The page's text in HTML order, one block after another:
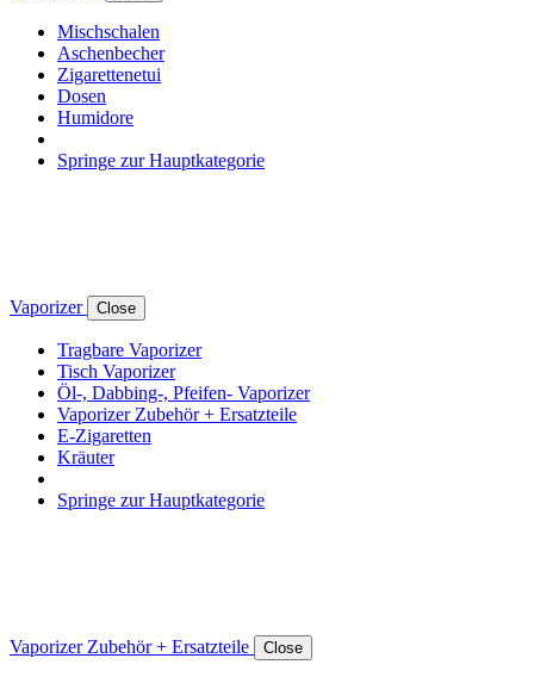
Mischschalen
Aschenbecher
Zigarettenetui
Dosen
Humidore
Springe zur Hauptkategorie
Vaporizer Close
Tragbare Vaporizer
Tisch Vaporizer
Öl-, Dabbing-, Pfeifen- Vaporizer
Vaporizer Zubehör + Ersatzteile
E-Zigaretten
Kräuter
Springe zur Hauptkategorie
Vaporizer Zubehör + Ersatzteile Close